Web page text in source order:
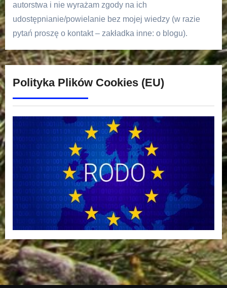
autorstwa i nie wyrażam zgody na ich
udostępnianie/powielanie bez mojej wiedzy (w razie
pytań proszę o kontakt – zakładka inne: o blogu).
Polityka Plików Cookies (EU)